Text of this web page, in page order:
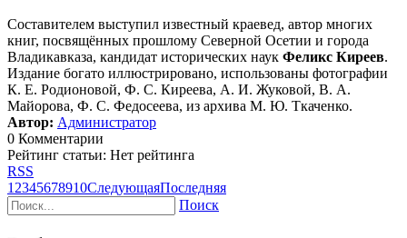
Составителем выступил известный краевед, автор многих
книг, посвящённых прошлому Северной Осетии и города
Владикавказа, кандидат исторических наук Феликс Киреев.
Издание богато иллюстрировано, использованы фотографии
К. Е. Родионовой, Ф. С. Киреева, А. И. Жуковой, В. А.
Майорова, Ф. С. Федосеева, из архива М. Ю. Ткаченко.
Автор: Администратор
0 Комментарии
Рейтинг статьи: Нет рейтинга
RSS
1 2345678910СледующаяПоследняя
Поиск